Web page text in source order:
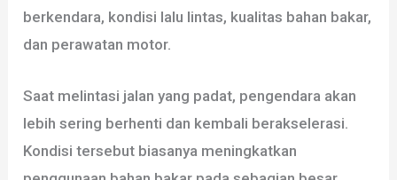
berkendara, kondisi lalu lintas, kualitas bahan bakar,
dan perawatan motor.
Saat melintasi jalan yang padat, pengendara akan
lebih sering berhenti dan kembali berakselerasi.
Kondisi tersebut biasanya meningkatkan